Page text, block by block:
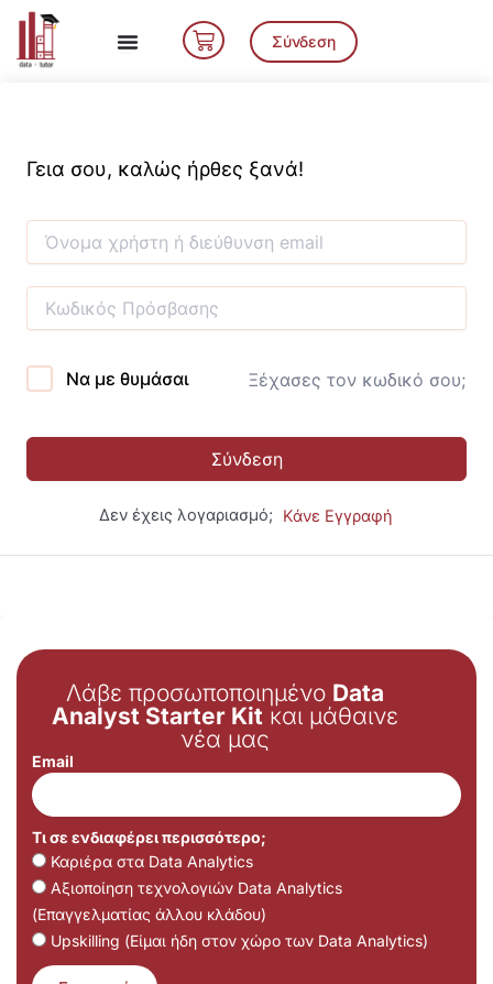
Μετάβαση
περιεχόμενο
Cart Σύνδεση
Γεια σου, καλώς ήρθες ξανά!
Να με θυμάσαι Ξέχασες τον κωδικό σου;
Σύνδεση
Δεν έχεις λογαριασμό; Κάνε Εγγραφή
Λάβε προσωποποιημένο Data
Analyst Starter Kit και μάθαινε
νέα μας
Email
Τι σε ενδιαφέρει περισσότερο;
Καριέρα στα Data Analytics
Αξιοποίηση τεχνολογιών Data Analytics
(Επαγγελματίας άλλου κλάδου)
Upskilling (Είμαι ήδη στον χώρο των Data Analytics)